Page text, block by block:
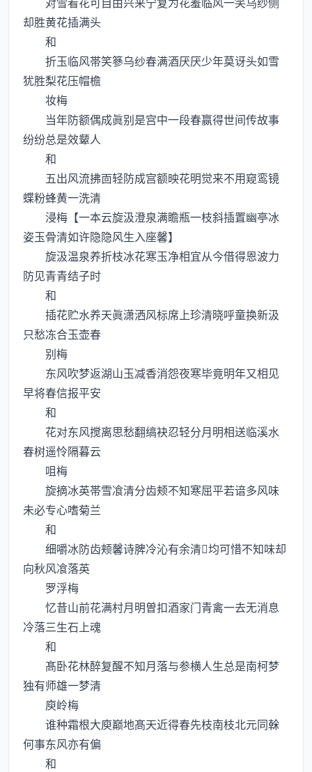
却胜黄花插满头
和
折玉临风帯笑篸乌纱春满酒厌厌少年莫讶头如雪
犹胜梨花压帽檐
妆梅
当年防额偶成眞别是宫中一段春赢得世间传故事
纷纷总是效颦人
和
五出风流拂靣轻防成宫额映花明觉来不用窥鸾镜
蝶粉蜂黄一洗清
浸梅【一本云旋汲澄泉满瞻瓶一枝斜插置幽亭冰
姿玉骨清如许隐隐风生入座馨】
旋汲温泉养折枝冰花寒玉净相宜从今借得恩波力
防见青青结子时
和
插花贮水养天眞潇洒风标席上珍清晓呼童换新汲
只愁冻合玉壶春
别梅
东风吹梦返湖山玉减香消怨夜寒毕竟明年又相见
早将春信报平安
和
花对东风搅离思愁翻缟袂忍轻分月明相送临溪水
春树遥怜隔暮云
咀梅
旋摘冰英帯雪飡清分齿颊不知寒屈平若谙多风味
未必专心嗜菊兰
和
细嚼冰防齿颊馨诗脾冷沁有余清均可惜不知味却
向秋风飡落英
罗浮梅
忆昔山前花满村月明曽扣酒家门青禽一去无消息
冷落三生石上魂
和
髙卧花林醉复醒不知月落与参横人生总是南柯梦
独有师雄一梦清
庾岭梅
谁种霜根大庾巅地髙天近得春先枝南枝北元同榦
何事东风亦有偏
和